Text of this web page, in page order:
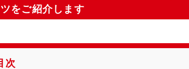
をご紹介します
次